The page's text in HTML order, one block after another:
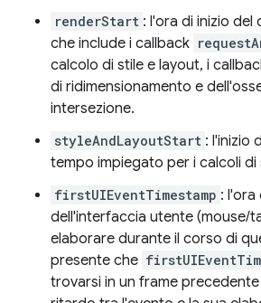
renderStart : l'ora di inizio del
che include i callback
calcolo di stile e layout, i
di ridimensionamento e
intersezione.
styleAndLayoutStart : l'inizio
tempo impiegato per i calcoli di
firstUIEventTimestamp : l'ora
dell'interfaccia utente (mouse/
elaborare durante il corso di
presente che
trovarsi in un frame